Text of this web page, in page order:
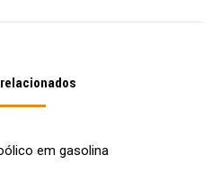
em gasolina